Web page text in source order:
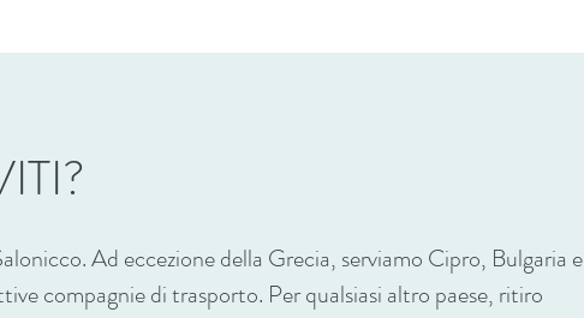
Ad eccezione della Grecia, serviamo Cipro, Bulgaria e
compagnie di trasporto. Per qualsiasi altro paese, ritiro